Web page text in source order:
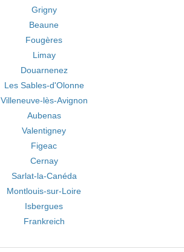
Grigny
Beaune
Fougères
Limay
Douarnenez
Les Sables-d'Olonne
Villeneuve-lès-Avignon
Aubenas
Valentigney
Figeac
Cernay
Sarlat-la-Canéda
Montlouis-sur-Loire
Isbergues
Frankreich